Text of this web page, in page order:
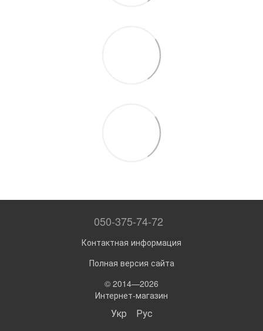
050-375-74-72
Контактная информация
Полная версия сайта
© 2014—2026
Интернет-магазин
Укр Рус